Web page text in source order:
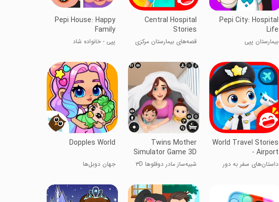
Pepi City: Hospital
Life
بیمارستان پپی
Central Hospital
Stories
قصه‌های بیمارستان مرکزی
Pepi House: Happy
Family
پپی - خانواده شاد
World Travel Stories
- Airport
داستان‌های سفر به دور
Twins Mother
Simulator Game 3D
شبیه‌ساز مادر دوقلوها ۳D
Dopples World
جهان دوبل‌ها